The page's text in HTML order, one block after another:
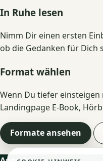
In Ruhe lesen
Nimm Dir einen ersten
ob die Gedanken für Dich
Format wählen
Wenn Du tiefer
Landingpage E-Book,
Formate ansehen